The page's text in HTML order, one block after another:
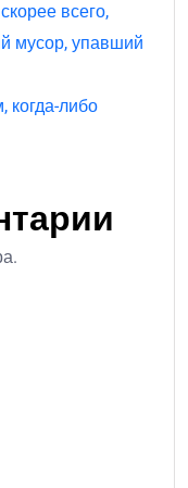
всего,
мусор, упавший
когда-либо